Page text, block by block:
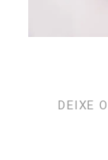
DEIXE